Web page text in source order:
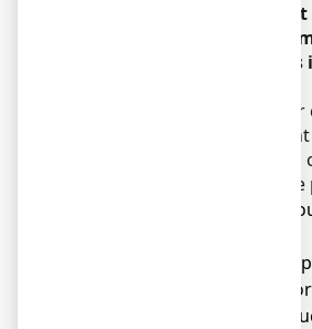
Veuillez lire
avant d’utiliser ce
contient des
Vous devez toujours
en suivant
informations fournies dans
par votre médecin, ou
● Gardez cette notice.
● Adressez-vous à votre
pour tout conseil ou
● Si vous ressentez un